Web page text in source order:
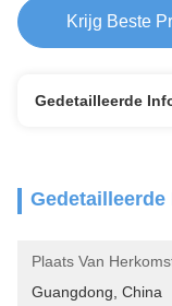
Krijg Beste
Gedetailleerde
Plaats Van
Guangdong, China